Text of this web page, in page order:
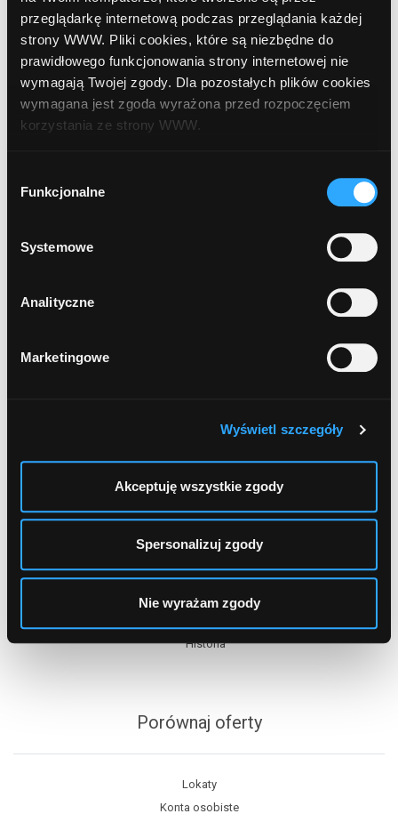
przeglądarkę internetową podczas przeglądania każdej
strony WWW. Pliki cookies, które są niezbędne do
prawidłowego funkcjonowania strony internetowej nie
wymagają Twojej zgody. Dla pozostałych plików cookies
wymagana jest zgoda wyrażona przed rozpoczęciem
korzystania ze strony WWW.
formy korzystania z plików cookies. Więcej:
Polityka
zgody
Funkcjonalne
Systemowe
Analityczne
Marketingowe
Wyświetl szczegóły
Akceptuję wszystkie zgody
Spersonalizuj zgody
Nie wyrażam zgody
Spis treści
Oddziały
Bankomaty Kraczkowa
Historia
Porównaj oferty
Lokaty
Konta osobiste
10
Bank Polskiej Spółdzielczości , Markowa